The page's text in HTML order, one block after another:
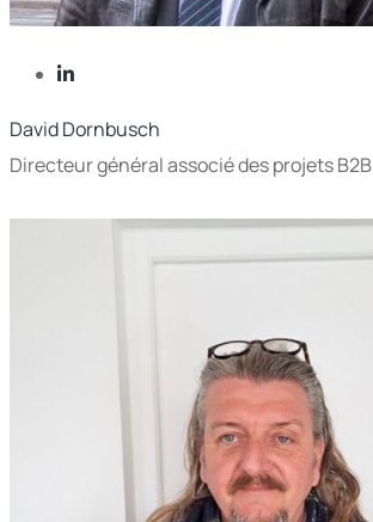
David Dornbusch
Directeur général associé des projets B2B